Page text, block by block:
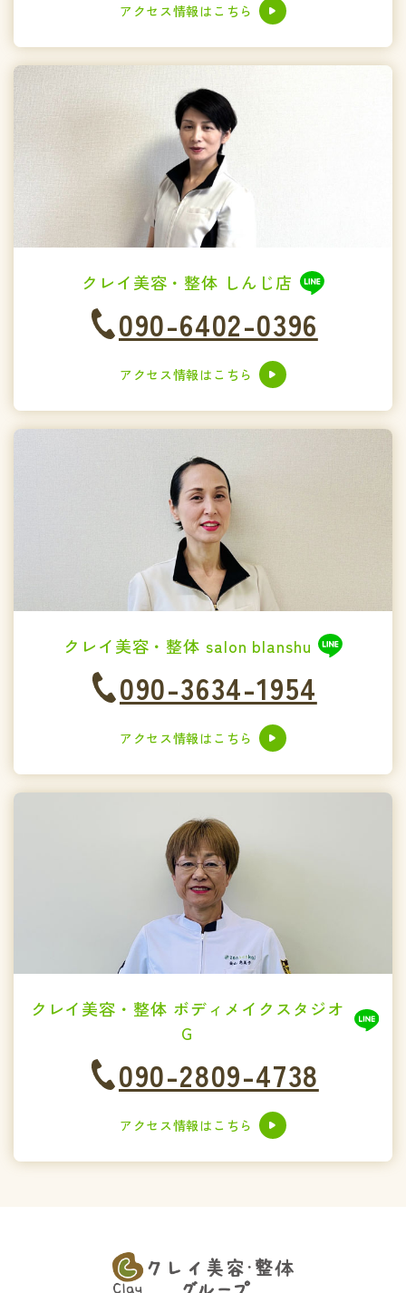
アクセス情報はこちら
クレイ美容・整体 しんじ店
090-6402-0396
アクセス情報はこちら
クレイ美容・整体 salon blanshu
090-3634-1954
アクセス情報はこちら
クレイ美容・整体 ボディメイクスタジオ
G
090-2809-4738
アクセス情報はこちら